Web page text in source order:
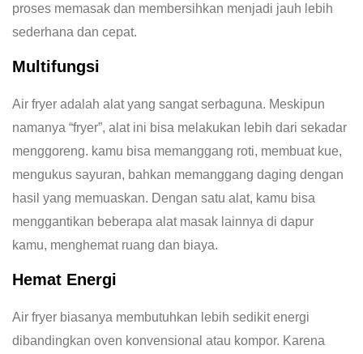
proses memasak dan membersihkan menjadi jauh lebih
sederhana dan cepat.
Multifungsi
Air fryer adalah alat yang sangat serbaguna. Meskipun
namanya “fryer”, alat ini bisa melakukan lebih dari sekadar
menggoreng. kamu bisa memanggang roti, membuat kue,
mengukus sayuran, bahkan memanggang daging dengan
hasil yang memuaskan. Dengan satu alat, kamu bisa
menggantikan beberapa alat masak lainnya di dapur
kamu, menghemat ruang dan biaya.
Hemat Energi
Air fryer biasanya membutuhkan lebih sedikit energi
dibandingkan oven konvensional atau kompor. Karena